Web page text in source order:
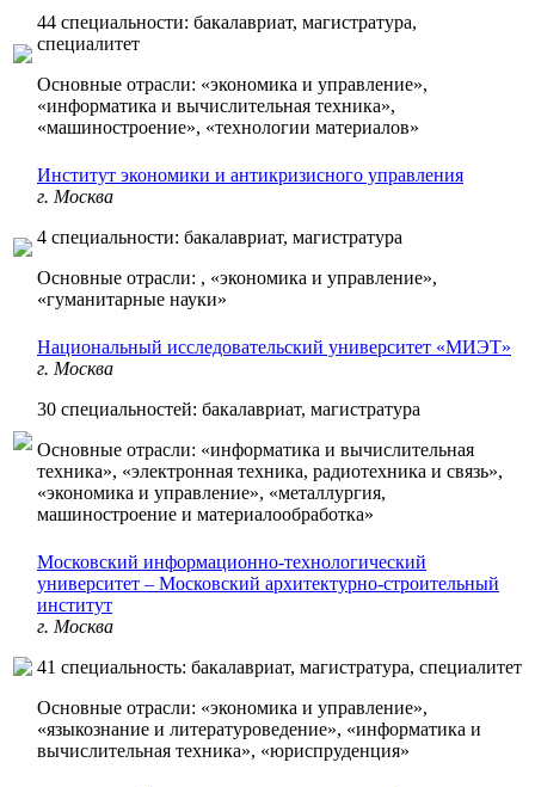
44 специальности: бакалавриат, магистратура,
специалитет
Основные отрасли: «экономика и управление»,
«информатика и вычислительная техника»,
«машиностроение», «технологии материалов»
Институт экономики и антикризисного управления
г. Москва
4 специальности: бакалавриат, магистратура
Основные отрасли: , «экономика и управление»,
«гуманитарные науки»
Национальный исследовательский университет «МИЭТ»
г. Москва
30 специальностей: бакалавриат, магистратура
Основные отрасли: «информатика и вычислительная
техника», «электронная техника, радиотехника и связь»,
«экономика и управление», «металлургия,
машиностроение и материалообработка»
Московский информационно-технологический
университет – Московский архитектурно-строительный
институт
г. Москва
41 специальность: бакалавриат, магистратура, специалитет
Основные отрасли: «экономика и управление»,
«языкознание и литературоведение», «информатика и
вычислительная техника», «юриспруденция»